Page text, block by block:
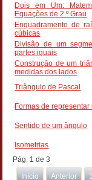
Dois em Um:
Equações de 2.º Grau
Enquadramento de
cúbicas
Divisão de um
partes iguais
Construção de um
medidas dos lados
Triângulo de Pascal
Formas de representar
Sentido de um ângulo
Isometrias
Pág. 1 de 3
Início
Anterior